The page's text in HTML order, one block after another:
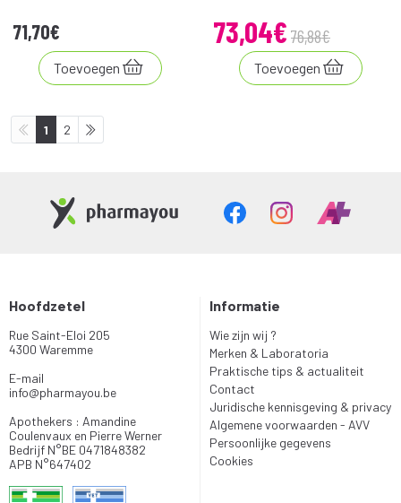
71,70€
Toevoegen
73,04€ 76,88€
Toevoegen
1 2
Hoofdzetel
Rue Saint-Eloi 205
4300 Waremme
E-mail
info@pharmayou.be
Apothekers : Amandine
Coulenvaux en Pierre Werner
Bedrijf N°BE 0471848382
APB N°647402
Informatie
Wie zijn wij ?
Merken & Laboratoria
Praktische tips & actualiteit
Contact
Juridische kennisgeving & privacy
Algemene voorwaarden - AVV
Persoonlijke gegevens
Cookies